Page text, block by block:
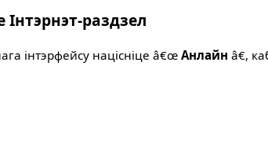
раздзел
інтэрфейсу націсніце â€œ Анлайн â€,